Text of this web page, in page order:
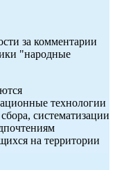
за комментарии
"народные
технологии
систематизации
на территории